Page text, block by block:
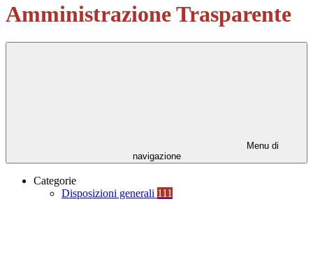
Amministrazione Trasparente
Menu di
navigazione
Categorie
Disposizioni generali 111